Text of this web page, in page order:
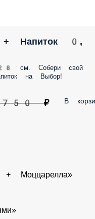
9 л
свой Комбо за 2449рублей